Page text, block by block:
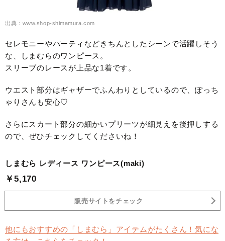
出典：www.shop-shimamura.com
セレモニーやパーティなどきちんとしたシーンで活躍しそう
な、しまむらのワンピース。
スリーブのレースが上品な1着です。
ウエスト部分はギャザーでふんわりとしているので、ぽっち
ゃりさんも安心♡
さらにスカート部分の細かいプリーツが細見えを後押しする
ので、ぜひチェックしてくださいね！
しまむら レディース ワンピース(maki)
￥5,170
販売サイトをチェック
他にもおすすめの「しまむら」アイテムがたくさん！気にな